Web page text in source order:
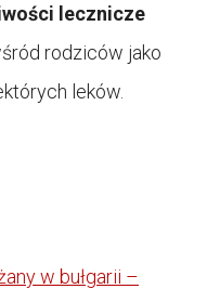
lecznicze
rodziców jako
leków.
w bułgarii –